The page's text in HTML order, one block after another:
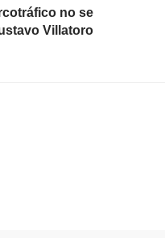
no se
Villatoro